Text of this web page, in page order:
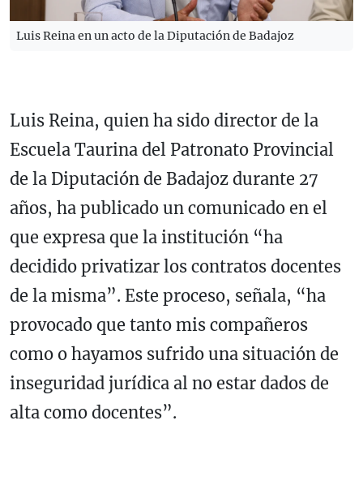
Luis Reina en un acto de la Diputación de Badajoz
Luis Reina, quien ha sido director de la
Escuela Taurina del Patronato Provincial
de la Diputación de Badajoz durante 27
años, ha publicado un comunicado en el
que expresa que la institución “ha
decidido privatizar los contratos docentes
de la misma”. Este proceso, señala, “ha
provocado que tanto mis compañeros
como o hayamos sufrido una situación de
inseguridad jurídica al no estar dados de
alta como docentes”.